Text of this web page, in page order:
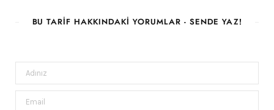
BU TARIF HAKKINDAKI YORUMLAR - SENDE YAZ!